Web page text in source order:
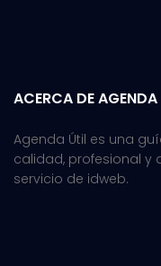
ACERCA DE AGENDA
Agenda Útil es una
calidad, profesional y
servicio de idweb.